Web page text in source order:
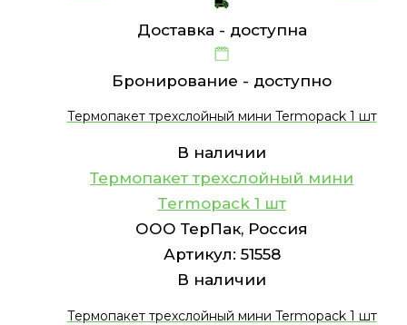
Доставка - доступна
Бронирование - доступно
Термопакет трехслойный мини Termopack 1 шт
В наличии
Термопакет трехслойный мини
Termopack 1 шт
ООО ТерПак, Россия
Артикул: 51558
В наличии
Термопакет трехслойный мини Termopack 1 шт